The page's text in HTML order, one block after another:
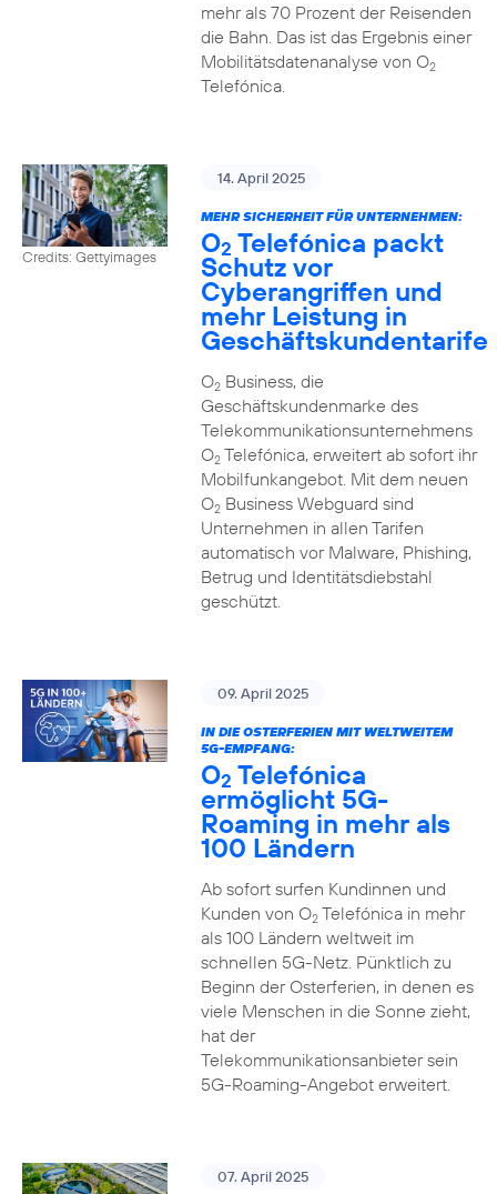
mehr als 70 Prozent der Reisenden
die Bahn. Das ist das Ergebnis einer
Mobilitätsdatenanalyse von O2
Telefónica.
Credits: Gettyimages
14. April 2025
MEHR SICHERHEIT FÜR UNTERNEHMEN:
O2 Telefónica packt
Schutz vor
Cyberangriffen und
mehr Leistung in
Geschäftskundentarife
O2Business, die
Geschäftskundenmarke des
Telekommunikationsunternehmens
O2Telefónica, erweitert ab sofort ihr
Mobilfunkangebot. Mit dem neuen
O2Business Webguard sind
Unternehmen in allen Tarifen
automatisch vor Malware, Phishing,
Betrug und Identitätsdiebstahl
geschützt.
09. April 2025
IN DIE OSTERFERIEN MIT WELTWEITEM
5G-EMPFANG:
O2 Telefónica
ermöglicht 5G-
Roaming in mehr als
100 Ländern
Ab sofort surfen Kundinnen und
Kunden von O2Telefónica in mehr
als 100 Ländern weltweit im
schnellen 5G-Netz. Pünktlich zu
Beginn der Osterferien, in denen es
viele Menschen in die Sonne zieht,
hat der
Telekommunikationsanbieter sein
5G-Roaming-Angebot erweitert.
07. April 2025